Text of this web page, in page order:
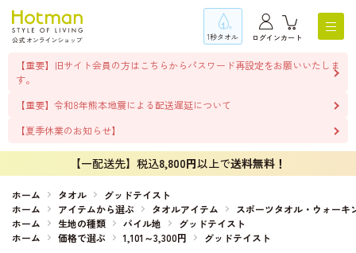
1秒タオル ログインカート
【重要】旧サイト会員の方はこちらからパスワード再設定をお願いいたしま
す。
【重要】令和8年熊本地震による配送遅延について
【夏季休業のお知らせ】
【一配送先】税込8,800円以上で送料無料！
ホーム タオル
グッドテイスト
ホーム
アイテムから選ぶ タオルアイテム
スポーツタオル・ウォーキ
ホーム
生地の種類 パイル地
グッドテイスト
ホーム
価格で選ぶ 1,101～3,300円 グッドテイスト